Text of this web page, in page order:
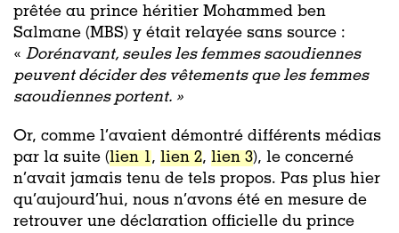
prêtée au prince héritier Mohammed ben
Salmane (MBS) y était relayée sans source :
« Dorénavant, seules les femmes saoudiennes
peuvent décider des vêtements que les femmes
saoudiennes portent. »
Or, comme l’avaient démontré différents médias
par la suite (lien 1, lien 2, lien 3), le concerné
n’avait jamais tenu de tels propos. Pas plus hier
qu’aujourd’hui, nous n’avons été en mesure de
retrouver une déclaration officielle du prince